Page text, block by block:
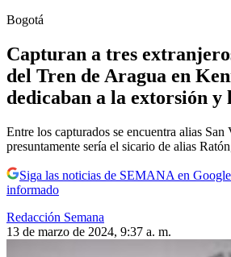
Bogotá
Capturan a tres
del Tren de Aragua en
dedicaban a la extorsión y
Entre los capturados se encuentra alias San
presuntamente sería el sicario de alias
Siga las noticias de SEMANA en
informado
Redacción Semana
13 de marzo de 2024, 9:37 a. m.